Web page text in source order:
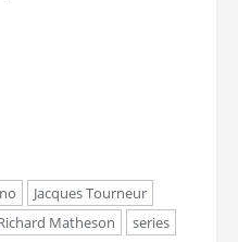
Jacques Tourneur
Matheson series